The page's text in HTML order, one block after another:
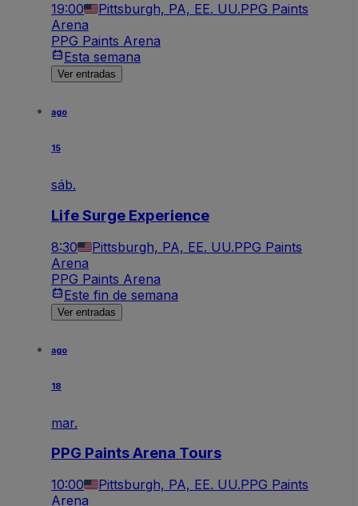
19:00 Pittsburgh, PA, EE. UU.PPG Paints
Arena
PPG Paints Arena
Esta semana
Ver entradas
ago
15
sáb.
Life Surge Experience
8:30 Pittsburgh, PA, EE. UU.PPG Paints
Arena
PPG Paints Arena
Este fin de semana
Ver entradas
ago
18
mar.
PPG Paints Arena Tours
10:00 Pittsburgh, PA, EE. UU.PPG Paints
Arena